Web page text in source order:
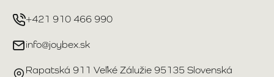
+421 910 466 990
info@joybex.sk
Rapatská 911 Veľké Zálužie 95135 Slovenská